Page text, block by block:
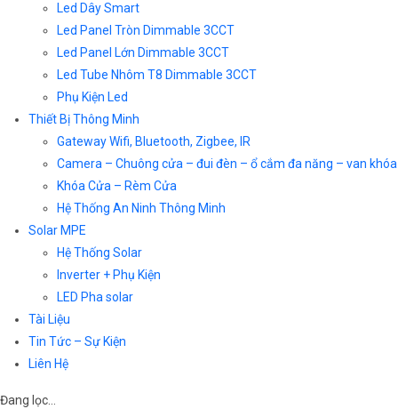
Led Dây Smart
Led Panel Tròn Dimmable 3CCT
Led Panel Lớn Dimmable 3CCT
Led Tube Nhôm T8 Dimmable 3CCT
Phụ Kiện Led
Thiết Bị Thông Minh
Gateway Wifi, Bluetooth, Zigbee, IR
Camera – Chuông cửa – đui đèn – ổ cắm đa năng – van khóa
Khóa Cửa – Rèm Cửa
Hệ Thống An Ninh Thông Minh
Solar MPE
Hệ Thống Solar
Inverter + Phụ Kiện
LED Pha solar
Tài Liệu
Tin Tức – Sự Kiện
Liên Hệ
Đang lọc…